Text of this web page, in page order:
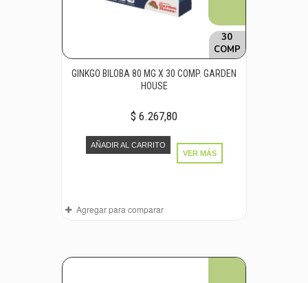
30
COMP
GINKGO BILOBA 80 MG X 30 COMP. GARDEN
HOUSE
$ 6.267,80
AÑADIR AL CARRITO
VER MÁS
Agregar para comparar